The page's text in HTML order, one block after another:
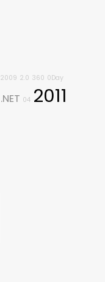
2009 2.0 360 0Day
.NET 04 2011